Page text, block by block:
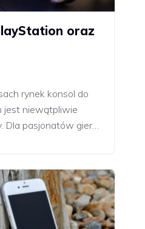
oraz
rynek konsol do
jest niewątpliwie
Dla pasjonatów gier…